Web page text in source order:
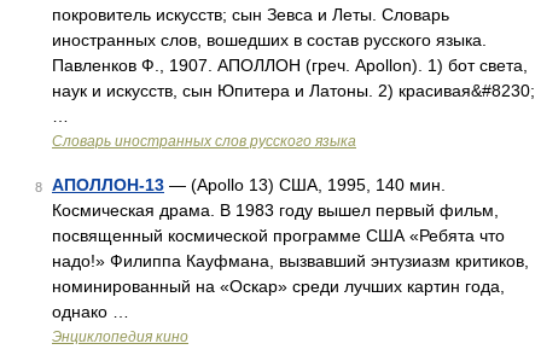
покровитель искусств; сын Зевса и Леты. Словарь
иностранных слов, вошедших в состав русского языка.
Павленков Ф., 1907. АПОЛЛОН (греч. Apollon). 1) бот света,
наук и искусств, сын Юпитера и Латоны. 2) красивая&#8230;
Словарь иностранных слов русского языка
8 АПОЛЛОН-13 — (Apollo 13) США, 1995, 140 мин.
Космическая драма. В 1983 году вышел первый фильм,
посвященный космической программе США «Ребята что
надо!» Филиппа Кауфмана, вызвавший энтузиазм критиков,
номинированный на «Оскар» среди лучших картин года,
однако …
Энциклопедия кино